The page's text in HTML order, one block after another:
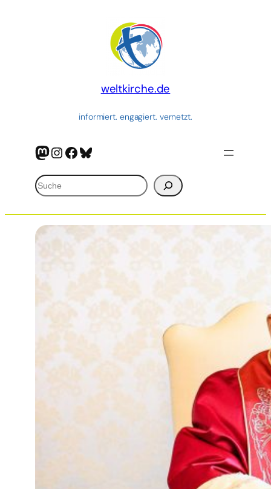
weltkirche.de
informiert. engagiert. vernetzt.
Mastodon
Instagram
Facebook
Bluesky
Suchen